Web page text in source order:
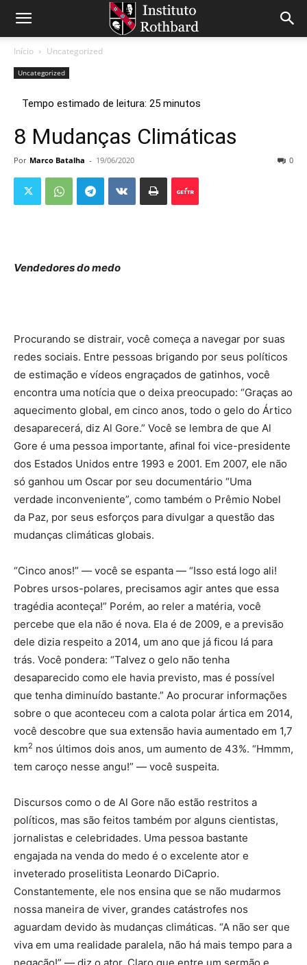
Início Uncategorized
Uncategorized
8 Mudanças Climáticas
Por Marco Batalha - 19/06/2020 0
Vendedores do medo
Procurando se distrair, você começa a navegar por suas
redes sociais. Entre pessoas brigando por seus políticos
de estimação e vídeos engraçados de gatinhos, você
encontra uma notícia que o deixa preocupado: “Graças ao
aquecimento global, em cinco anos, todo o gelo do Ártico
desaparecerá, diz Al Gore.” Você se lembra de que Al
Gore é uma pessoa importante, afinal foi vice-presidente
dos Estados Unidos entre 1993 e 2001. Em 2007, ele não
só ganhou um Oscar por seu documentário “Uma
verdade inconveniente”, como também o Prêmio Nobel
da Paz, por seus esforços para divulgar a questão das
mudanças climáticas globais.
“Cinco anos!” — você se espanta — “Isso está logo ali!
Pobres ursos-polares, precisamos agir antes que essa
tragédia aconteça!” Porém, ao reler a matéria, você
percebe que ela não é nova. Ela é de 2009, e a previsão
dele dizia respeito a 2014, um ano que já ficou lá para
trás. Você pondera: “Talvez o gelo não tenha
desaparecido como ele havia previsto, mas é possível
que tenha diminuído bastante.” Ao procurar informações
sobre o que aconteceu com a calota polar ártica em 2014,
você descobre que sua extensão havia aumentado em 1,7
km2 nos últimos dois anos, um aumento de 43%. “Hmmm,
tem caroço nesse angu!” — você suspeita.
Discursos como o de Al Gore não estão restritos a
políticos, mas são feitos também por alguns cientistas,
jornalistas e celebridades. Uma pessoa bastante
engajada na venda do medo é o excelente ator e
inveterado proselitista Leonardo DiCaprio.
Constantemente, ele nos ensina que se não mudarmos
nossa maneira de viver, grandes catástrofes nos
aguardam devido às mudanças climáticas. “A não ser que
viva em uma realidade paralela, não há mais tempo para a